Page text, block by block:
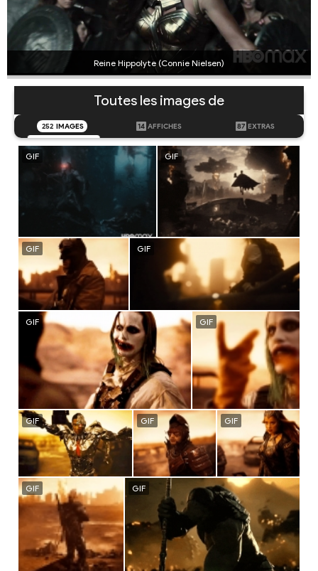
Reine Hippolyte (Connie Nielsen)
Toutes les images de
252 IMAGES 14 AFFICHES 87 EXTRAS